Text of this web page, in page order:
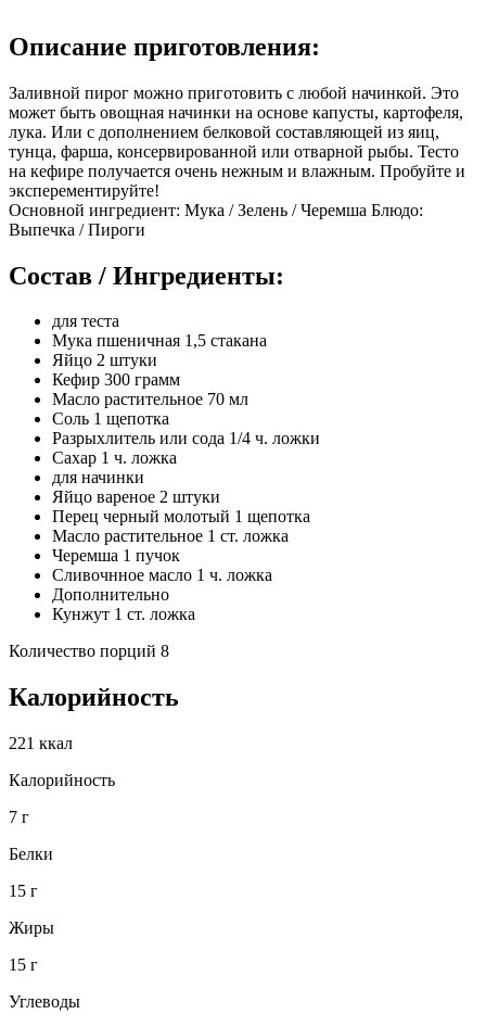
Описание приготовления:
Заливной пирог можно приготовить с любой начинкой. Это
может быть овощная начинки на основе капусты, картофеля,
лука. Или с дополнением белковой составляющей из яиц,
тунца, фарша, консервированной или отварной рыбы. Тесто
на кефире получается очень нежным и влажным. Пробуйте и
эксперементируйте!
Основной ингредиент: Мука / Зелень / Черемша Блюдо:
Выпечка / Пироги
Состав / Ингредиенты:
для теста
Мука пшеничная 1,5 стакана
Яйцо 2 штуки
Кефир 300 грамм
Масло растительное 70 мл
Соль 1 щепотка
Разрыхлитель или сода 1/4 ч. ложки
Сахар 1 ч. ложка
для начинки
Яйцо вареное 2 штуки
Перец черный молотый 1 щепотка
Масло растительное 1 ст. ложка
Черемша 1 пучок
Сливочнное масло 1 ч. ложка
Дополнительно
Кунжут 1 ст. ложка
Количество порций 8
Калорийность
221 ккал
Калорийность
7 г
Белки
15 г
Жиры
15 г
Углеводы